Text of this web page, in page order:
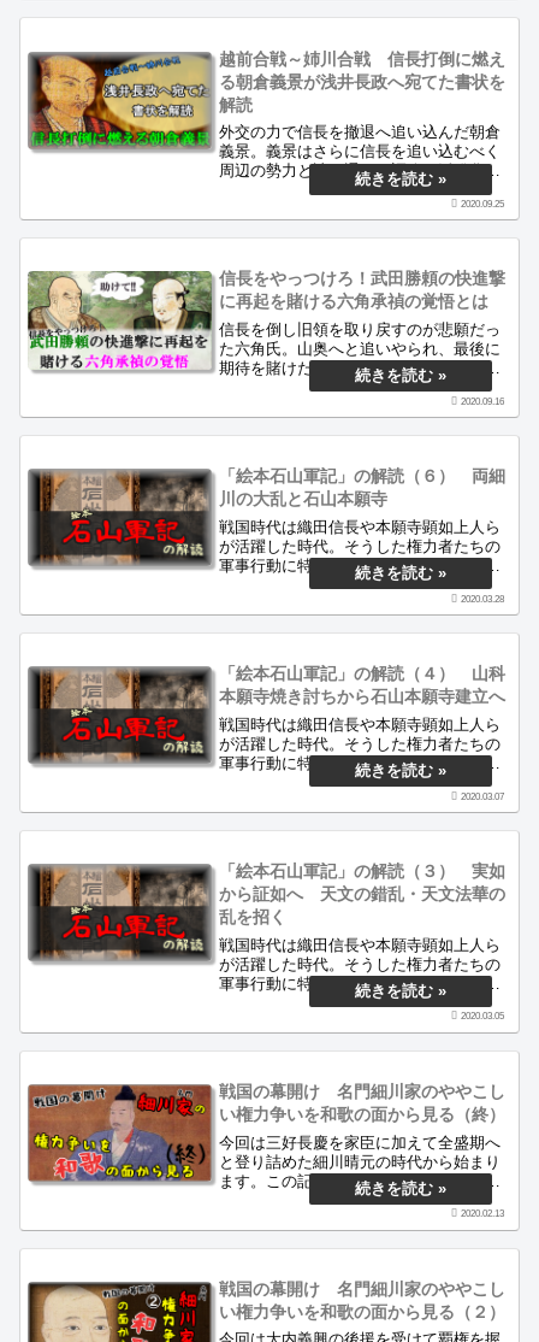
越前合戦～姉川合戦 信長打倒に燃え
る朝倉義景が浅井長政へ宛てた書状を
解読
外交の力で信長を撤退へ追い込んだ朝倉
義景。義景はさらに信長を追い込むべく
周辺の勢力と誼を通じ、調略を活発化さ
せます。この時期に朝倉義景が浅井長政
へ宛てた書状を解読し、そこから何が見
2020.09.25
信長をやっつけろ！武田勝頼の快進撃
に再起を賭ける六角承禎の覚悟とは
信長を倒し旧領を取り戻すのが悲願だっ
た六角氏。山奥へと追いやられ、最後に
期待を賭けたのが長篠城へと進撃する武
田勝頼でした。今回はそんな武田氏に宛
てた六角承禎の書状を解読します。2020.09.16
「絵本石山軍記」の解読（６） 両細
川の大乱と石山本願寺
戦国時代は織田信長や本願寺顕如上人ら
が活躍した時代。そうした権力者たちの
軍事行動に特化した古文書を軍記物とい
います。当サイトはそうした古文書を丁
寧に解読し、当時の人々の生き様をご紹
2020.03.28
「絵本石山軍記」の解読（４） 山科
本願寺焼き討ちから石山本願寺建立へ
戦国時代は織田信長や本願寺顕如上人ら
が活躍した時代。そうした権力者たちの
軍事行動に特化した古文書を軍記物とい
います。当サイトはそうした古文書を丁
寧に解読し、当時の人々の生き様をご紹
2020.03.07
「絵本石山軍記」の解読（３） 実如
から証如へ 天文の錯乱・天文法華の
乱を招く
戦国時代は織田信長や本願寺顕如上人ら
が活躍した時代。そうした権力者たちの
軍事行動に特化した古文書を軍記物とい
います。当サイトはそうした古文書を丁
寧に解読し、当時の人々の生き様をご紹
2020.03.05
戦国の幕開け 名門細川家のややこし
い権力争いを和歌の面から見る（終）
今回は三好長慶を家臣に加えて全盛期へ
と登り詰めた細川晴元の時代から始まり
ます。この記事はこんな人にオススメで
す。「戦国中期の武士の和歌が見たい」
「細川家のごたごたした内紛を簡単に知
斎の和歌が見たい」なるべく簡単にわか
りやすくご説明いたします。
2020.02.13
戦国の幕開け 名門細川家のややこし
い権力争いを和歌の面から見る（２）